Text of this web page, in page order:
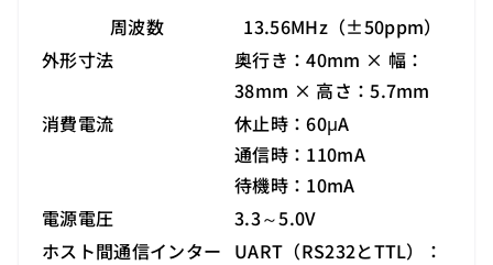
周波数
13.56MHz（±50ppm）
外形寸法
奥行き：40mm × 幅：
38mm × 高さ：5.7mm
消費電流
休止時：60μA
通信時：110mA
待機時：10mA
電源電圧
3.3～5.0V
ホスト間通信インター UART（RS232とTTL）：